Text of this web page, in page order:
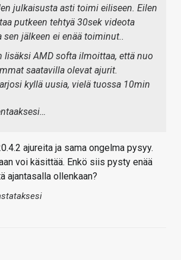
julkaisusta asti toimi eiliseen. Eilen
putkeen tehtyä 30sek videota
jälkeen ei enää toiminut..
lisäksi AMD softa ilmoittaa, että nuo
saatavilla olevat ajurit.
kyllä uusia, vielä tuossa 10min
ajureita ja sama ongelma pysyy.
voi käsittää. Enkö siis pysty enää
ajantasalla ollenkaan?